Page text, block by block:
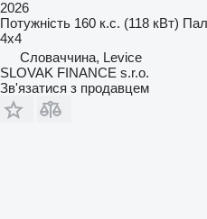
2026
Потужність 160 к.с. (118 кВт)
4x4
Словаччина, Levice
SLOVAK FINANCE s.r.o.
Зв'язатися з продавцем